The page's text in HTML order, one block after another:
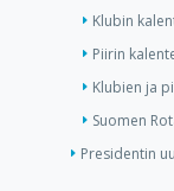
Klubin
Piirin
Klubien ja
Suomen
Presidentin